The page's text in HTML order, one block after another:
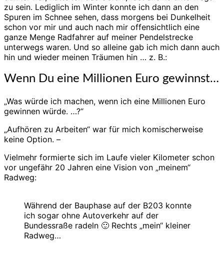
zu sein. Lediglich im Winter konnte ich dann an den
Spuren im Schnee sehen, dass morgens bei Dunkelheit
schon vor mir und auch nach mir offensichtlich eine
ganze Menge Radfahrer auf meiner Pendelstrecke
unterwegs waren. Und so alleine gab ich mich dann auch
hin und wieder meinen Träumen hin … z. B.:
Wenn Du eine Millionen Euro gewinnst…
„Was würde ich machen, wenn ich eine Millionen Euro
gewinnen würde. …?“
„Aufhören zu Arbeiten“ war für mich komischerweise
keine Option. –
Vielmehr formierte sich im Laufe vieler Kilometer schon
vor ungefähr 20 Jahren eine Vision von „meinem“
Radweg:
Während der Bauphase auf der B203 konnte
ich sogar ohne Autoverkehr auf der
Bundessraße radeln 🙂 Rechts „mein“ kleiner
Radweg…